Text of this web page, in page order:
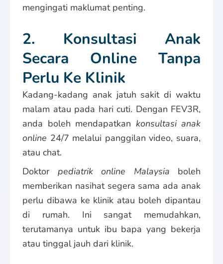
mengingati maklumat penting.
2. Konsultasi Anak
Secara Online Tanpa
Perlu Ke Klinik
Kadang-kadang anak jatuh sakit di waktu
malam atau pada hari cuti. Dengan FEV3R,
anda boleh mendapatkan konsultasi anak
online 24/7 melalui panggilan video, suara,
atau chat.
Doktor pediatrik online Malaysia boleh
memberikan nasihat segera sama ada anak
perlu dibawa ke klinik atau boleh dipantau
di rumah. Ini sangat memudahkan,
terutamanya untuk ibu bapa yang bekerja
atau tinggal jauh dari klinik.